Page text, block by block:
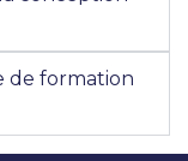
de formation